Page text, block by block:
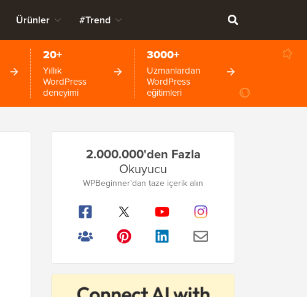
Ürünler #Trend
20+
Yıllık
WordPress
deneyimi
3000+
Uzmanlardan
WordPress
eğitimleri
Kenar
Çubuğu
2.000.000'den Fazla
Okuyucu
WPBeginner'dan taze içerik alın